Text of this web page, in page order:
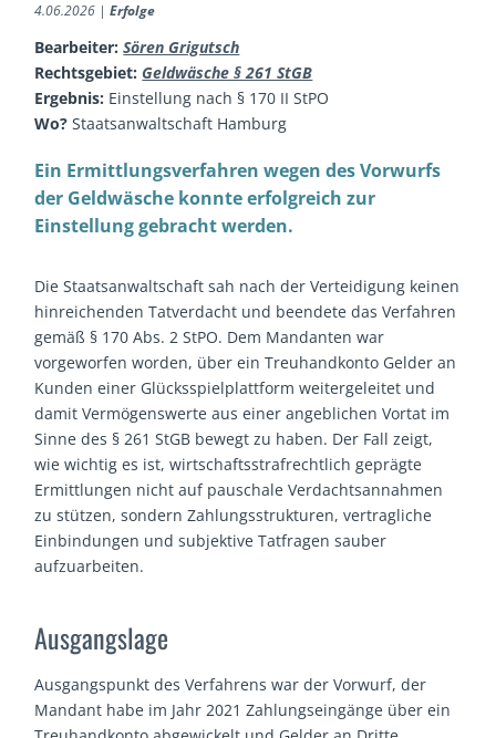
4.06.2026 |Erfolge
Bearbeiter: Sören Grigutsch
Rechtsgebiet: Geldwäsche § 261 StGB
Ergebnis: Einstellung nach § 170 II StPO
Wo? Staatsanwaltschaft Hamburg
Ein Ermittlungsverfahren wegen des Vorwurfs
der Geldwäsche konnte erfolgreich zur
Einstellung gebracht werden.
Die Staatsanwaltschaft sah nach der Verteidigung keinen
hinreichenden Tatverdacht und beendete das Verfahren
gemäß § 170 Abs. 2 StPO. Dem Mandanten war
vorgeworfen worden, über ein Treuhandkonto Gelder an
Kunden einer Glücksspielplattform weitergeleitet und
damit Vermögenswerte aus einer angeblichen Vortat im
Sinne des § 261 StGB bewegt zu haben. Der Fall zeigt,
wie wichtig es ist, wirtschaftsstrafrechtlich geprägte
Ermittlungen nicht auf pauschale Verdachtsannahmen
zu stützen, sondern Zahlungsstrukturen, vertragliche
Einbindungen und subjektive Tatfragen sauber
aufzuarbeiten.
Ausgangslage
Ausgangspunkt des Verfahrens war der Vorwurf, der
Mandant habe im Jahr 2021 Zahlungseingänge über ein